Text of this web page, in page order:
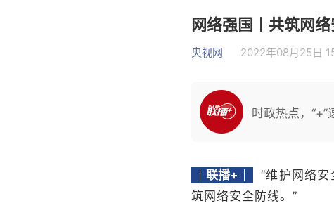
网络强国丨共筑网
央视网 2022年08月25日
时政热点，“+”
联播+
“维护网络
筑网络安全防线。”